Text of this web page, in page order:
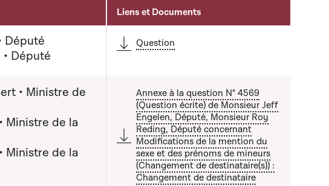
Liens et Documents
Député
Député
Question
de la liste qui précède
• Ministre de
Ministre de la
Ministre de la
Annexe à la question N° 4569
(Question écrite) de Monsieur Jeff
Engelen, Député, Monsieur Roy
Reding, Député concernant
Modifications de la mention du
sexe et des prénoms de mineurs
(Changement de destinataire(s)) :
Changement de destinataire